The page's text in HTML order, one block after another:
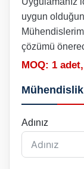
uygun
çözümü
MOQ: 1
Adınız